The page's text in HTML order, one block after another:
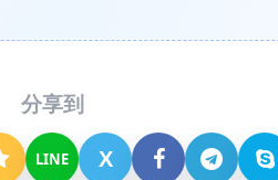
分享到
LINE X